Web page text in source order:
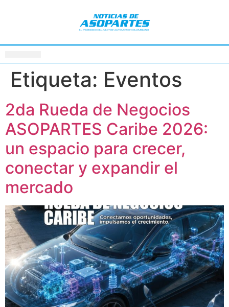
Etiqueta: Eventos
2da Rueda de Negocios
ASOPARTES Caribe 2026:
un espacio para crecer,
conectar y expandir el
mercado